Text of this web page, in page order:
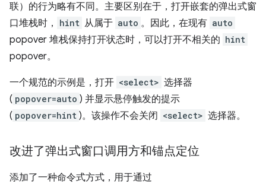
联）的行为略有不同。主要区别在于，打开嵌套的弹出式窗
口堆栈时，
hint 从属于 auto 。因此，在现有 auto
popover 堆栈保持打开状态时，可以打开不相关的 hint
popover。
一个规范的示例是，打开 <select> 选择器
( popover=auto ) 并显示悬停触发的提示
( popover=hint )。该操作不会关闭 <select> 选择器。
改进了弹出式窗口调用方和锚点定位
添加了一种命令式方式，用于通过